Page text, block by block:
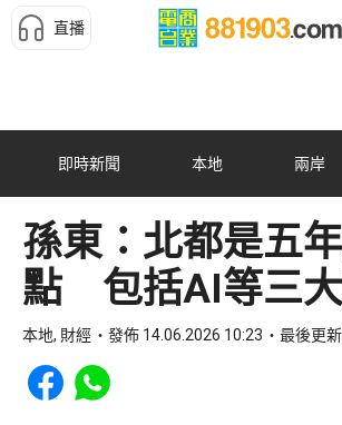
直播
即時新聞 本地 兩岸
孫東：北都是五
點 包括AI等三
本地, 財經 發佈 14.06.2026 10:23 最後更
Share to Facebook
Share to WhatsApp